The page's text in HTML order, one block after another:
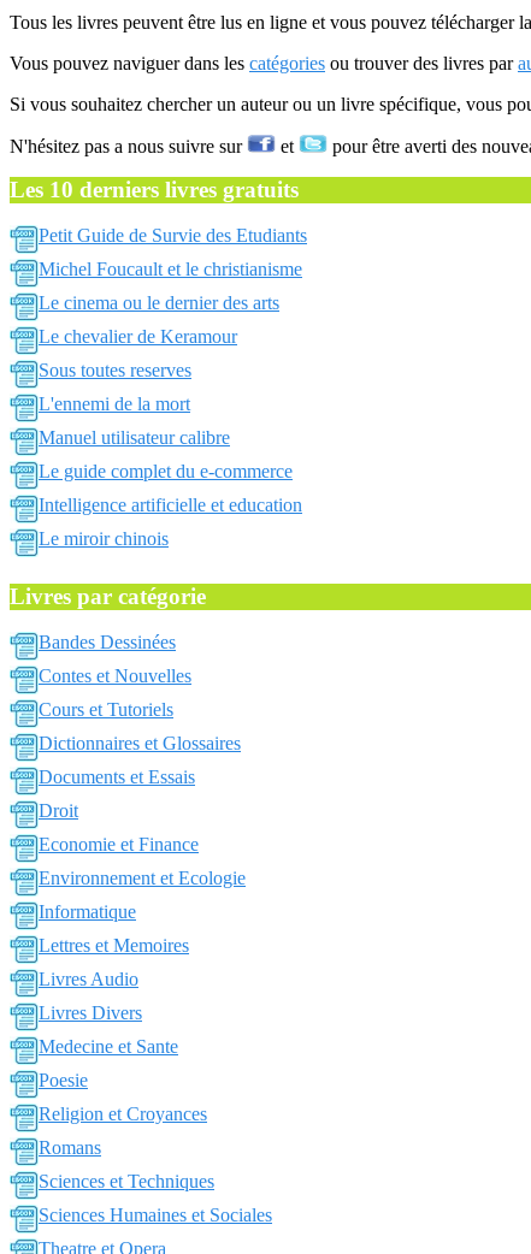
Tous les livres peuvent être lus en ligne et vous pouvez télécharger
Vous pouvez naviguer dans les catégories ou trouver des livres par
Si vous souhaitez chercher un auteur ou un livre spécifique, vous
N'hésitez pas a nous suivre sur et pour être averti des
Les 10 derniers livres gratuits
Petit Guide de Survie des Etudiants
Michel Foucault et le christianisme
Le cinema ou le dernier des arts
Le chevalier de Keramour
Sous toutes reserves
L'ennemi de la mort
Manuel utilisateur calibre
Le guide complet du e-commerce
Intelligence artificielle et education
Le miroir chinois
Livres par catégorie
Bandes Dessinées
Contes et Nouvelles
Cours et Tutoriels
Dictionnaires et Glossaires
Documents et Essais
Droit
Economie et Finance
Environnement et Ecologie
Informatique
Lettres et Memoires
Livres Audio
Livres Divers
Medecine et Sante
Poesie
Religion et Croyances
Romans
Sciences et Techniques
Sciences Humaines et Sociales
Theatre et Opera